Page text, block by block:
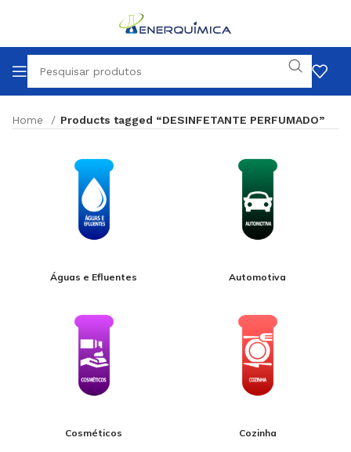
Home Products tagged “DESINFETANTE PERFUMADO”
Águas e Efluentes Automotiva
Cosméticos Cozinha